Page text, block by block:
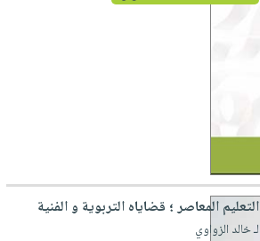
التعليم المعاصر ؛ قضاياه التربوية و الفنية
لـ خالد الزواوي